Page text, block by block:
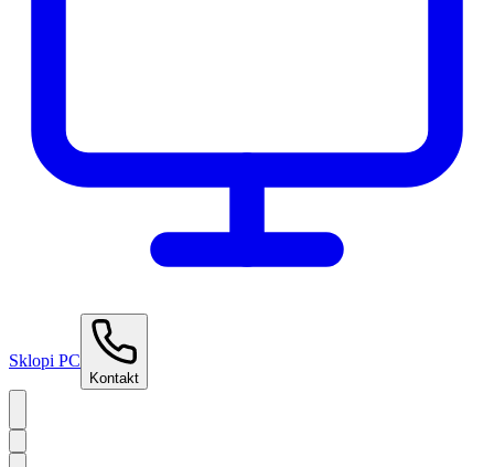
Sklopi PC
Kontakt